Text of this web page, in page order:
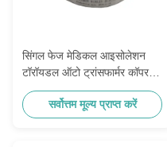
सिंगल फेज मेडिकल आइसोलेशन
टॉरॉयडल ऑटो ट्रांसफार्मर कॉपर
एल्युमिनियम
सर्वोत्तम मूल्य प्राप्त करें